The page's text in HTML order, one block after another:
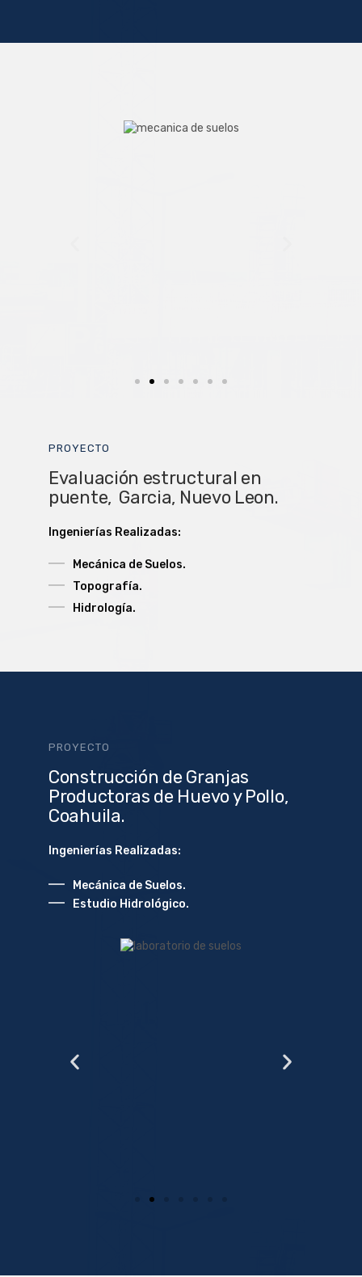
PROYECTO
Evaluación estructural en
puente, Garcia, Nuevo Leon.
Ingenierías Realizadas:
Mecánica de Suelos.
Topografía.
Hidrología.
PROYECTO
Construcción de Granjas
Productoras de Huevo y Pollo,
Coahuila.
Ingenierías Realizadas:
Mecánica de Suelos.
Estudio Hidrológico.